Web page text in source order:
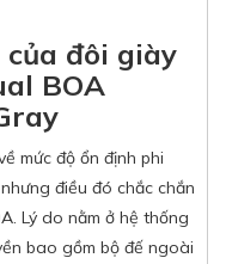
đôi giày
BOA
mức độ ổn định phi
điều đó chắc chắn
Lý do nằm ở hệ thống
bao gồm bộ đế ngoài